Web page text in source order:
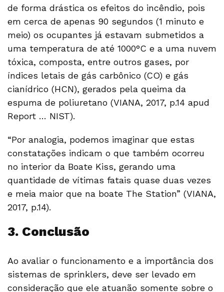
de forma drástica os efeitos do incêndio, pois
em cerca de apenas 90 segundos (1 minuto e
meio) os ocupantes já estavam submetidos a
uma temperatura de até 1000°C e a uma nuvem
tóxica, composta, entre outros gases, por
índices letais de gás carbônico (CO) e gás
cianídrico (HCN), gerados pela queima da
espuma de poliuretano (VIANA, 2017, p.14 apud
Report … NIST).
“Por analogia, podemos imaginar que estas
constatações indicam o que também ocorreu
no interior da Boate Kiss, gerando uma
quantidade de vítimas fatais quase duas vezes
e meia maior que na boate The Station” (VIANA,
2017, p.14).
3. Conclusão
Ao avaliar o funcionamento e a importância dos
sistemas de sprinklers, deve ser levado em
consideração que ele atuanão somente sobre o